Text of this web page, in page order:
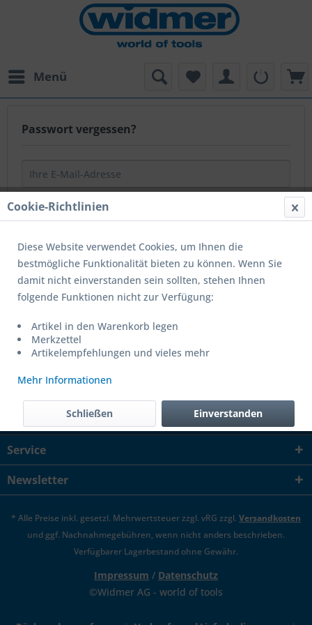
Menü
Passwort vergessen?
Wir senden Ihnen eine Bestätigungs-E-Mail. Klicken Sie
ändern.
Zurück
E-Mail senden
Downloads
Service
Newsletter
* Alle Preise inkl. gesetzl. Mehrwertsteuer zzgl. vRG zzgl. Versandkosten
und ggf. Nachnahmegebühren, wenn nicht anders beschrieben.
Verfügbarer Lagerbestand ohne Gewähr.
Impressum / Datenschutz
©Widmer AG - world of tools
Cookie-Richtlinien
Diese Website verwendet Cookies, um Ihnen die
bestmögliche Funktionalität bieten zu können. Wenn Sie
damit nicht einverstanden sein sollten, stehen Ihnen
folgende Funktionen nicht zur Verfügung:
Artikel in den Warenkorb legen
Merkzettel
Artikelempfehlungen und vieles mehr
Mehr Informationen
Einverstanden
Schließen